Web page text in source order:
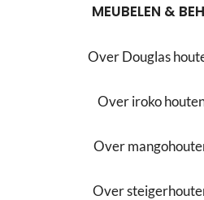
MEUBELEN &
Over Douglas
Over iroko
Over
Over